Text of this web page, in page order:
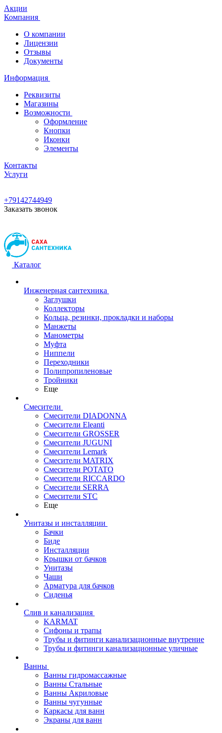
Акции
Компания
О компании
Лицензии
Отзывы
Документы
Информация
Реквизиты
Магазины
Возможности
Оформление
Кнопки
Иконки
Элементы
Контакты
Услуги
+79142744949
Заказать звонок
Каталог
Инженерная сантехника
Заглушки
Коллекторы
Кольца, резинки, прокладки и наборы
Манжеты
Манометры
Муфта
Ниппели
Переходники
Полипропиленовые
Тройники
Еще
Смесители
Смесители DIADONNA
Смесители Eleanti
Смесители GROSSER
Смесители JUGUNI
Смесители Lemark
Смесители MATRIX
Смесители POTATO
Смесители RICCARDO
Смесители SERRA
Смесители STC
Еще
Унитазы и инсталляции
Бачки
Биде
Инсталляции
Крышки от бачков
Унитазы
Чаши
Арматура для бачков
Сиденья
Слив и канализация
KARMAT
Сифоны и трапы
Трубы и фитинги канализационные внутрение
Трубы и фитинги канализационные уличные
Ванны
Ванны гидромассажные
Ванны Стальные
Ванны Акриловые
Ванны чугунные
Каркасы для ванн
Экраны для ванн